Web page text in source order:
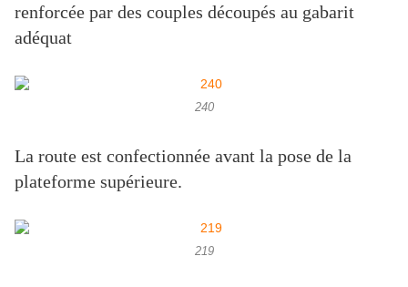
renforcée par des couples découpés au gabarit
adéquat
240
La route est confectionnée avant la pose de la
plateforme supérieure.
219